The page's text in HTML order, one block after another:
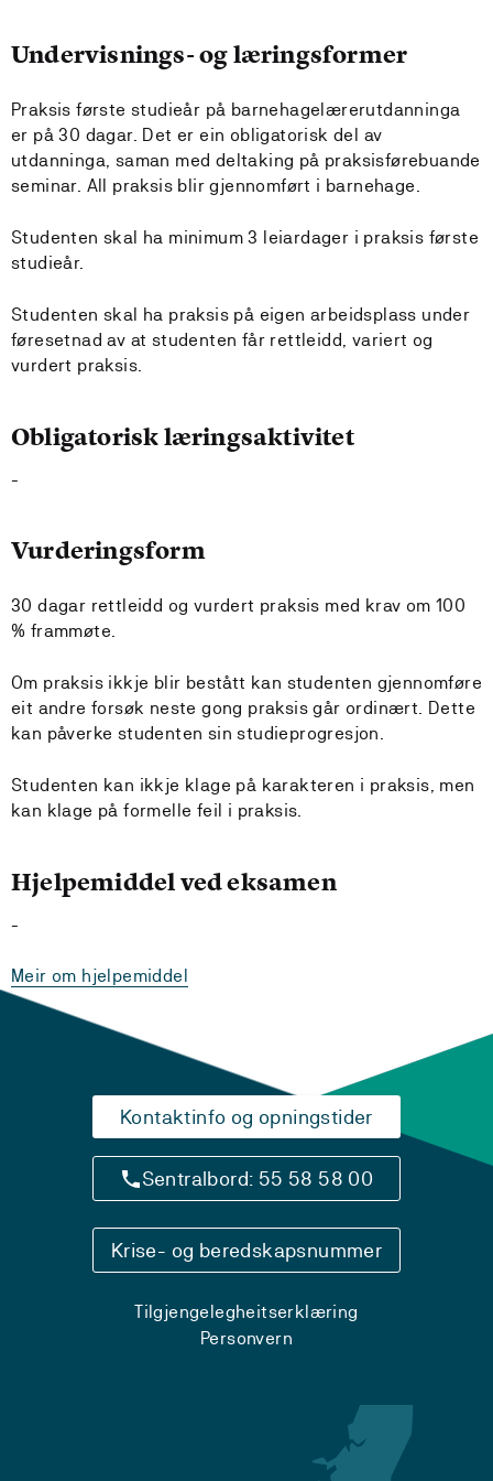
Undervisnings- og læringsformer
Praksis første studieår på barnehagelærerutdanninga
er på 30 dagar. Det er ein obligatorisk del av
utdanninga, saman med deltaking på praksisførebuande
seminar. All praksis blir gjennomført i barnehage.
Studenten skal ha minimum 3 leiardager i praksis første
studieår.
Studenten skal ha praksis på eigen arbeidsplass under
føresetnad av at studenten får rettleidd, variert og
vurdert praksis.
Obligatorisk læringsaktivitet
-
Vurderingsform
30 dagar rettleidd og vurdert praksis med krav om 100
% frammøte.
Om praksis ikkje blir bestått kan studenten gjennomføre
eit andre forsøk neste gong praksis går ordinært. Dette
kan påverke studenten sin studieprogresjon.
Studenten kan ikkje klage på karakteren i praksis, men
kan klage på formelle feil i praksis.
Hjelpemiddel ved eksamen
-
Meir om hjelpemiddel
Kontaktinfo og opningstider
Sentralbord: 55 58 58 00
Krise- og beredskapsnummer
Tilgjengelegheitserklæring
Personvern